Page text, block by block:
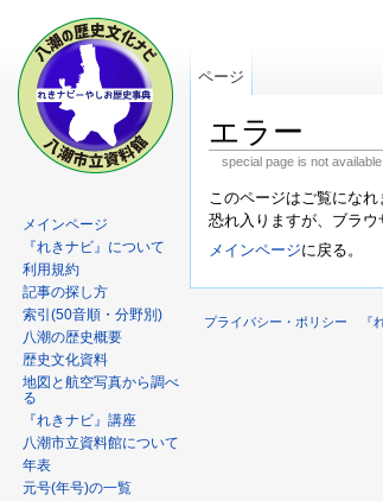
エラー
special page is not available
このページはご覧になれ
恐れ入りますが、ブラウ
メインページに戻る。
ページ
メインページ
『れきナビ』について
利用規約
記事の探し方
索引(50音順・分野別)
八潮の歴史概要
歴史文化資料
地図と航空写真から調べ
る
『れきナビ』講座
八潮市立資料館について
年表
元号(年号)の一覧
プライバシー・ポリシー 『